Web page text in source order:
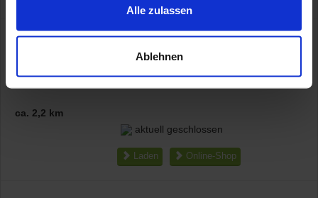
im Rahmen Deiner Nutzung der Dienste gesammelt
haben.
Alle zulassen
Ablehnen
ca. 2,2 km
aktuell geschlossen
Laden Online-Shop